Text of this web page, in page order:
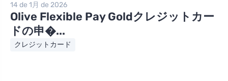
14 de 1月 de 2026
Olive Flexible Pay Goldクレジットカー
ドの申�...
クレジットカード